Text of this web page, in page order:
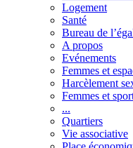
Logement
Santé
Bureau de
A propos
Evénements
Femmes et
Harcèlement
Femmes et
...
Quartiers
Vie associative